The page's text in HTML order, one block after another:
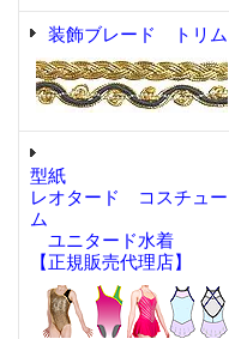
装飾ブレード トリム
型紙
レオタード コスチュー
ム
ユニタード水着
【正規販売代理店】